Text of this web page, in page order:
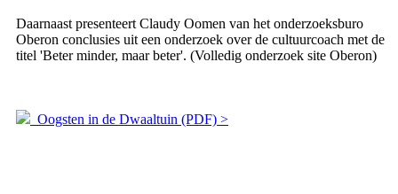
Daarnaast presenteert Claudy Oomen van het onderzoeksburo
Oberon conclusies uit een onderzoek over de cultuurcoach met de
titel 'Beter minder, maar beter'. (Volledig onderzoek site Oberon)
Oogsten in de Dwaaltuin (PDF) >